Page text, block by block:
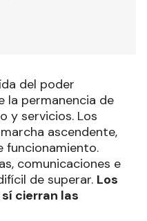
del poder
la permanencia de
y servicios. Los
ascendente,
funcionamiento.
comunicaciones e
de superar. Los
cierran las